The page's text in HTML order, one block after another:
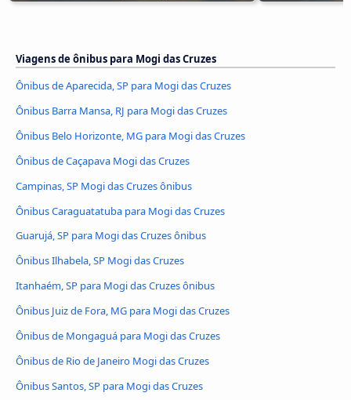
Viagens de ônibus para Mogi das Cruzes
Ônibus de Aparecida, SP para Mogi das Cruzes
Ônibus Barra Mansa, RJ para Mogi das Cruzes
Ônibus Belo Horizonte, MG para Mogi das Cruzes
Ônibus de Caçapava Mogi das Cruzes
Campinas, SP Mogi das Cruzes ônibus
Ônibus Caraguatatuba para Mogi das Cruzes
Guarujá, SP para Mogi das Cruzes ônibus
Ônibus Ilhabela, SP Mogi das Cruzes
Itanhaém, SP para Mogi das Cruzes ônibus
Ônibus Juiz de Fora, MG para Mogi das Cruzes
Ônibus de Mongaguá para Mogi das Cruzes
Ônibus de Rio de Janeiro Mogi das Cruzes
Ônibus Santos, SP para Mogi das Cruzes